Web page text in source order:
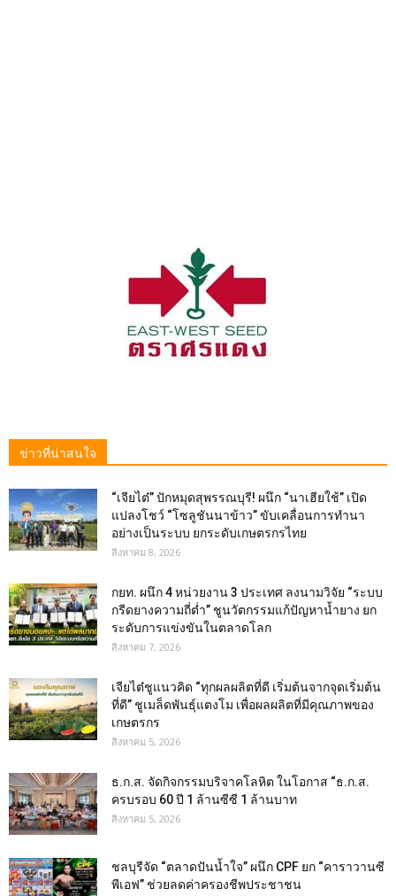
ข่าวที่น่าสนใจ
“เจียไต๋” ปักหมุดสุพรรณบุรี! ผนึก “นาเฮียใช้” เปิด
แปลงโชว์ “โซลูชันนาข้าว” ขับเคลื่อนการทำนา
อย่างเป็นระบบ ยกระดับเกษตรกรไทย
สิงหาคม 8, 2026
กยท. ผนึก 4 หน่วยงาน 3 ประเทศ ลงนามวิจัย “ระบบ
กรีดยางความถี่ต่ำ” ชูนวัตกรรมแก้ปัญหาน้ำยาง ยก
ระดับการแข่งขันในตลาดโลก
สิงหาคม 7, 2026
เจียไต๋ชูแนวคิด “ทุกผลผลิตที่ดี เริ่มต้นจากจุดเริ่มต้น
ที่ดี” ชูเมล็ดพันธุ์แตงโม เพื่อผลผลิตที่มีคุณภาพของ
เกษตรกร
สิงหาคม 5, 2026
ธ.ก.ส. จัดกิจกรรมบริจาคโลหิต ในโอกาส “ธ.ก.ส.
ครบรอบ 60 ปี 1 ล้านซีซี 1 ล้านบาท
สิงหาคม 5, 2026
ชลบุรีจัด “ตลาดปันน้ำใจ” ผนึก CPF ยก “คาราวานซี
พีเอฟ” ช่วยลดค่าครองชีพประชาชน